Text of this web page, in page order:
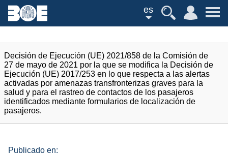
es
Decisión de Ejecución (UE) 2021/858 de la Comisión de
27 de mayo de 2021 por la que se modifica la Decisión de
Ejecución (UE) 2017/253 en lo que respecta a las alertas
activadas por amenazas transfronterizas graves para la
salud y para el rastreo de contactos de los pasajeros
identificados mediante formularios de localización de
pasajeros.
Publicado en: